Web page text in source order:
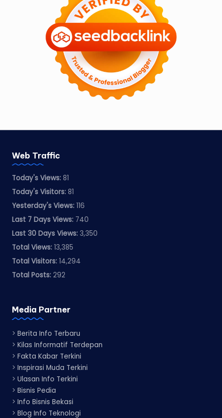
Web Traffic
Today's Views: 81
Today's Visitors: 81
Yesterday's Views: 116
Last 7 Days Views: 740
Last 30 Days Views: 3,350
Total Views: 13,385
Total Visitors: 14,294
Total Posts: 292
Media Partner
> Berita Info Terbaru
> Kilas Informatif Terdepan
> Fakta Kabar Terkini
> Inspirasi Muda Terkini
> Ulasan Info Terkini
> Bisnis Pedia
> Info Bisnis Bekasi
> Blog Info Teknologi